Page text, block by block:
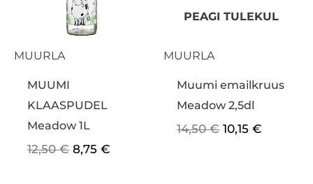
MUURLA
MUUMI
KLAASPUDEL
Meadow 1L
12,50€ 8,75€
PEAGI TULEKUL
MUURLA
Muumi emailkruus
Meadow 2,5dl
14,50€ 10,15€